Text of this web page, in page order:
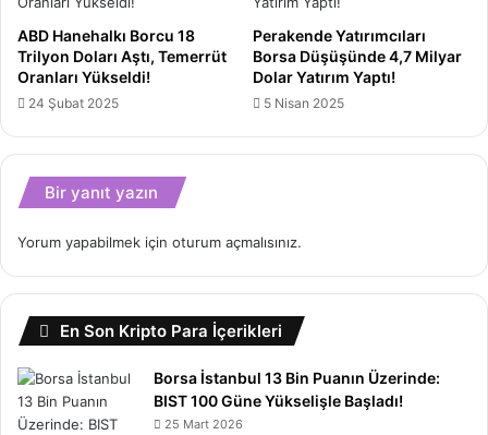
ABD Hanehalkı Borcu 18
Trilyon Doları Aştı, Temerrüt
Oranları Yükseldi!
24 Şubat 2025
Perakende Yatırımcıları
Borsa Düşüşünde 4,7 Milyar
Dolar Yatırım Yaptı!
5 Nisan 2025
Bir yanıt yazın
Yorum yapabilmek için oturum açmalısınız.
En Son Kripto Para İçerikleri
Borsa İstanbul 13 Bin Puanın Üzerinde:
BIST 100 Güne Yükselişle Başladı!
25 Mart 2026